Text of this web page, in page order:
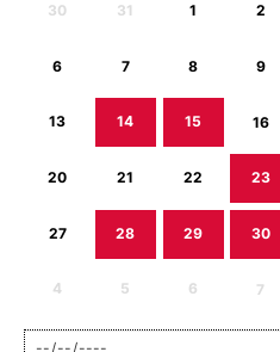
30 31 1 2
6 7 8 9
13 14 15 16
20 21 22 23
27 28 29 30
4 5 6 7